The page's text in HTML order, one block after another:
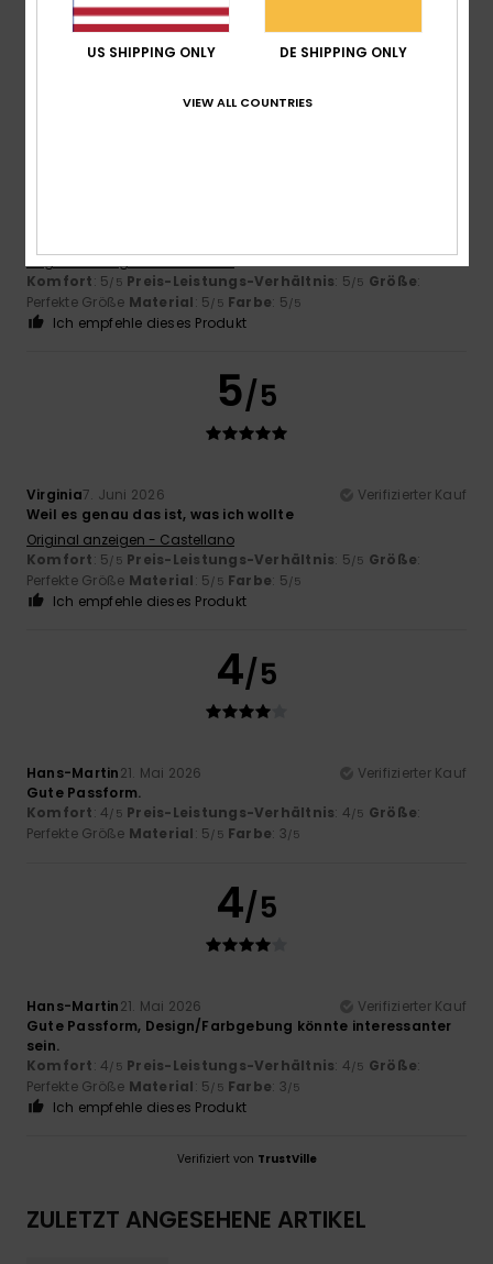
5/5
Original anzeigen - Castellano
Komfort: 5/5 Preis-Leistungs-Verhältnis: 5/5 Größe:
Perfekte Größe Material: 5/5 Farbe: 5/5
Ich empfehle dieses Produkt
5/5
Virginia7. Juni 2026
Verifizierter Kauf
Weil es genau das ist, was ich wollte
Original anzeigen - Castellano
Komfort: 5/5 Preis-Leistungs-Verhältnis: 5/5 Größe:
Perfekte Größe Material: 5/5 Farbe: 5/5
Ich empfehle dieses Produkt
4/5
Hans-Martin21. Mai 2026
Verifizierter Kauf
Gute Passform.
Komfort: 4/5 Preis-Leistungs-Verhältnis: 4/5 Größe:
Perfekte Größe Material: 5/5 Farbe: 3/5
4/5
Hans-Martin21. Mai 2026
Verifizierter Kauf
Gute Passform, Design/Farbgebung könnte interessanter
sein.
Komfort: 4/5 Preis-Leistungs-Verhältnis: 4/5 Größe:
Perfekte Größe Material: 5/5 Farbe: 3/5
Ich empfehle dieses Produkt
Verifiziert von TrustVille
ZULETZT ANGESEHENE ARTIKEL
US SHIPPING ONLY DE SHIPPING ONLY
VIEW ALL COUNTRIES